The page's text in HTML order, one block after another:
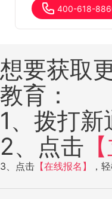
400-618-
想要获取
教育：
1、拨打
2、点击
3、点击 【在线报名】 ，